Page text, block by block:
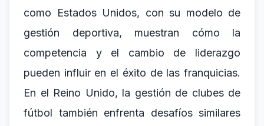
como Estados Unidos, con su modelo de
gestión deportiva, muestran cómo la
competencia y el cambio de liderazgo
pueden influir en el éxito de las franquicias.
En el Reino Unido, la gestión de clubes de
fútbol también enfrenta desafíos similares